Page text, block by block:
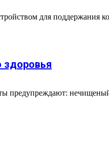
для поддержания
здоровья
предупреждают: